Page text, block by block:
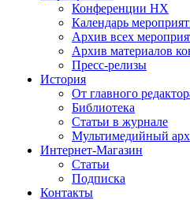
Конференции НХ
Календарь
Архив всех
Архив материалов
Пресс-релизы
История
От главного
Библиотека
Статьи в журнале
Мультимедийный
Интернет-Магазин
Статьи
Подписка
Контакты